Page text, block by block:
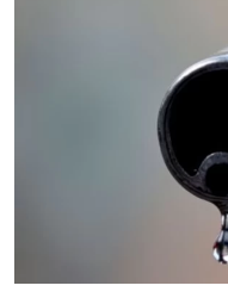
Baker Tilly:
M&A
Κύπρος
Πιο ισχυρό